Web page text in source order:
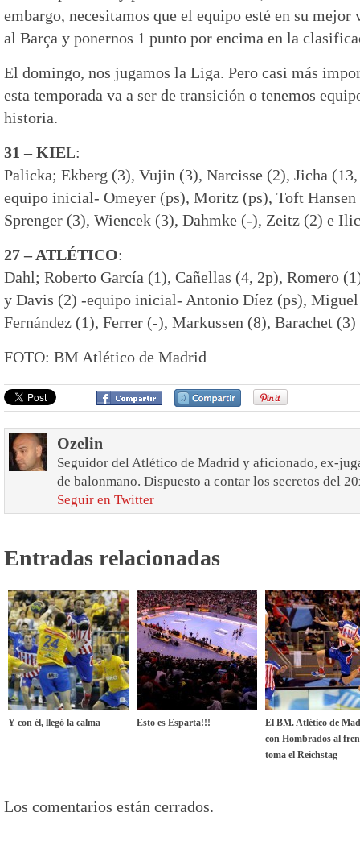
embargo, necesitamos que el equipo esté en su mejor
al Barça y ponernos 1 punto por encima en la
El domingo, nos jugamos la Liga. Pero casi más
esta temporada va a ser de transición o tenemos
historia.
31 – KIEL:
Palicka; Ekberg (3), Vujin (3), Narcisse (2), Jicha
equipo inicial- Omeyer (ps), Moritz (ps), Toft
Sprenger (3), Wiencek (3), Dahmke (-), Zeitz (2) e
27 – ATLÉTICO:
Dahl; Roberto García (1), Cañellas (4, 2p), Romero
y Davis (2) -equipo inicial- Antonio Díez (ps), Miguel
Fernández (1), Ferrer (-), Markussen (8), Barachet
FOTO: BM Atlético de Madrid
Ozelin
Seguidor del Atlético de Madrid y aficionado, ex-
de balonmano. Dispuesto a contar los secretos del
Seguir en Twitter
Entradas relacionadas
Y con él, llegó la calma Esto es Esparta!!!
El BM. Atlético de
con Hombrados al
toma el Reichstag
Los comentarios están cerrados.